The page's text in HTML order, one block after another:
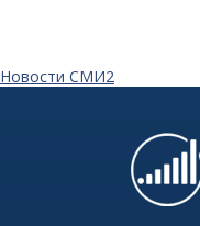
Новости СМИ2